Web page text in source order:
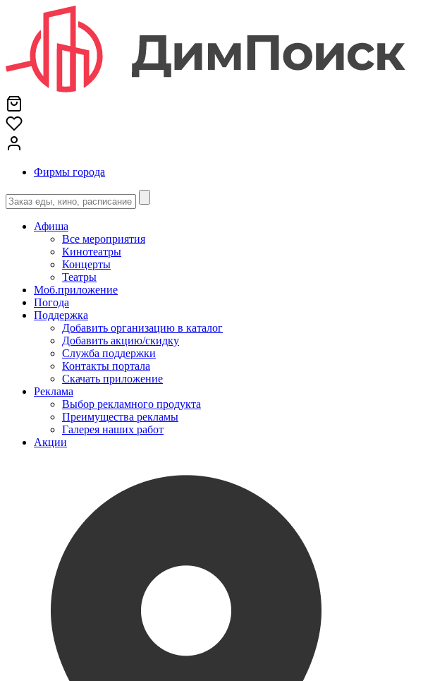
Фирмы города
Афиша
Все мероприятия
Кинотеатры
Концерты
Театры
Моб.приложение
Погода
Поддержка
Добавить организацию в каталог
Добавить акцию/скидку
Служба поддержки
Контакты портала
Скачать приложение
Реклама
Выбор рекламного продукта
Преимущества рекламы
Галерея наших работ
Акции